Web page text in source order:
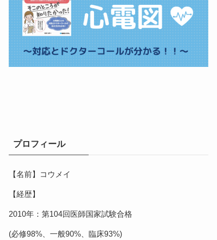
プロフィール
【名前】コウメイ
【経歴】
2010年：第104回医師国家試験合格
(必修98%、一般90%、臨床93%)